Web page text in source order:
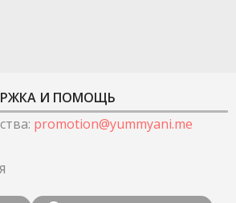
И ПОМОЩЬ
: promotion@yummyani.me